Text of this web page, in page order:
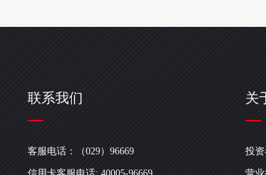
联系我们
客服电话：（029）96669
关
投